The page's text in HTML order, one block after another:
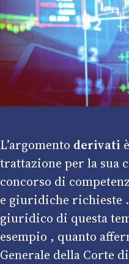
ORIZZONTI TV
L’argomento derivati
trattazione per la sua
concorso di
e giuridiche richieste
giuridico di questa
esempio , quanto
Generale della Corte